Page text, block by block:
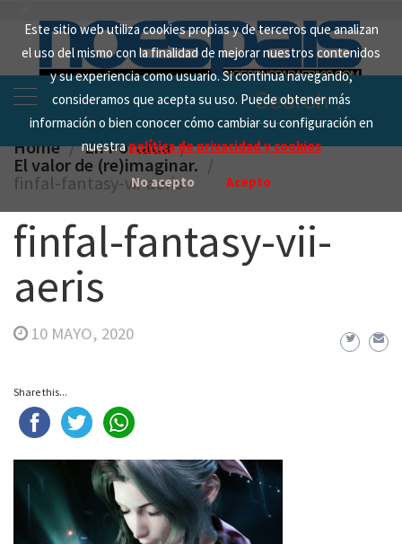
Este sitio web utiliza cookies propias y de terceros que analizan
el uso del mismo con la finalidad de mejorar nuestros contenidos
y su experiencia como usuario. Si continua navegando,
consideramos que acepta su uso. Puede obtener más
información o bien conocer cómo cambiar su configuración en
nuestrapolítica de privacidad y cookies
No acepto Acepto
content
Search
for:
Home En Portada
El valor de (re)imaginar.
finfal-fantasy-vii-aeris
finfal-fantasy-vii-
aeris
10 MAYO, 2020
Share this...